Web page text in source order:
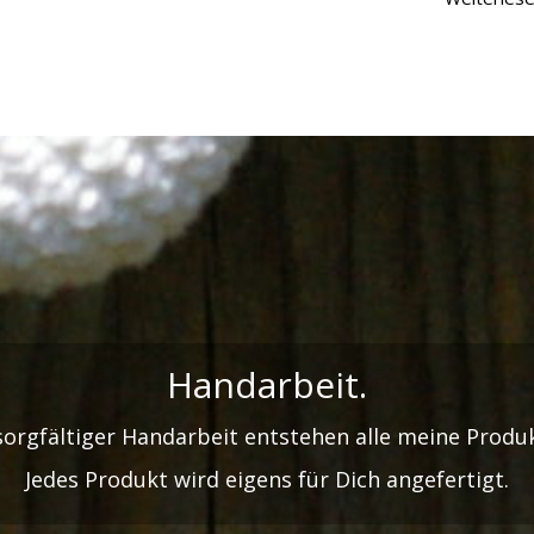
Handarbeit.
Handarbeit entstehen alle meine
Jedes Produkt wird eigens für Dich angefertigt.